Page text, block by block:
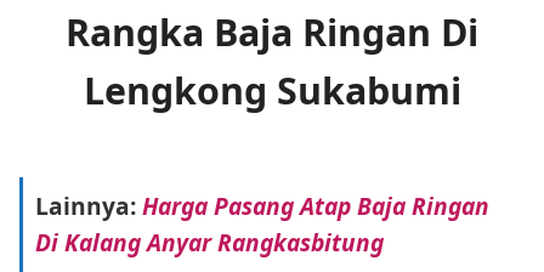
Rangka Baja Ringan Di
Lengkong Sukabumi
Lainnya:Harga Pasang Atap Baja Ringan
Di Kalang Anyar Rangkasbitung